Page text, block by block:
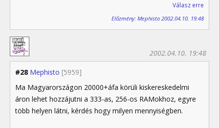
Válasz erre
Előzmény: Mephisto 2002.04.10. 19:48
#28 Mephisto [5959]
2002.04.10. 19:48
Ma Magyarországon 20000+áfa körüli kiskereskedelmi
áron lehet hozzájutni a 333-as, 256-os RAMokhoz, egyre
több helyen látni, kérdés hogy milyen mennyiségben.